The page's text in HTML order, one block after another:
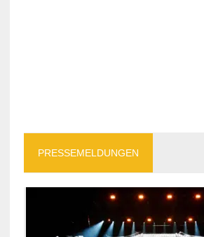
PRESSEMELDUNGEN